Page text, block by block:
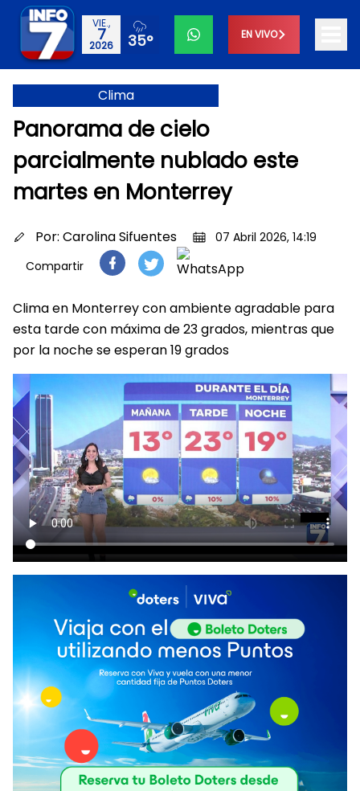
VIE.,
7
2026 35° EN VIVO
Clima
Panorama de cielo
parcialmente nublado este
martes en Monterrey
Por: Carolina Sifuentes
07 Abril 2026, 14:19
Compartir
Clima en Monterrey con ambiente agradable para
esta tarde con máxima de 23 grados, mientras que
por la noche se esperan 19 grados